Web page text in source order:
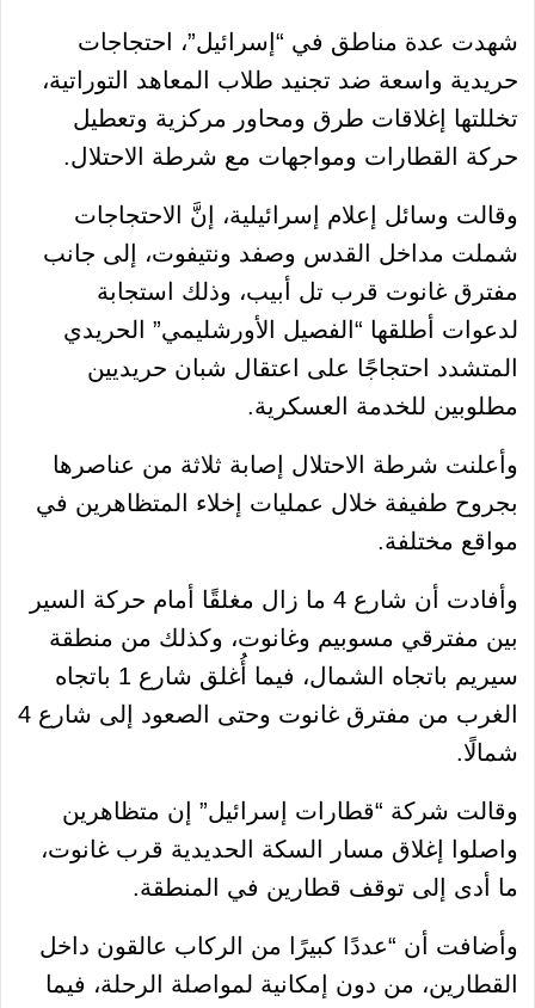
شهدت عدة مناطق في “إسرائيل”، احتجاجات
حريدية واسعة ضد تجنيد طلاب المعاهد التوراتية،
تخللتها إغلاقات طرق ومحاور مركزية وتعطيل
حركة القطارات ومواجهات مع شرطة الاحتلال.
وقالت وسائل إعلام إسرائيلية، إنَّ الاحتجاجات
شملت مداخل القدس وصفد ونتيفوت، إلى جانب
مفترق غانوت قرب تل أبيب، وذلك استجابة
لدعوات أطلقها “الفصيل الأورشليمي” الحريدي
المتشدد احتجاجًا على اعتقال شبان حريديين
مطلوبين للخدمة العسكرية.
وأعلنت شرطة الاحتلال إصابة ثلاثة من عناصرها
بجروح طفيفة خلال عمليات إخلاء المتظاهرين في
مواقع مختلفة.
وأفادت أن شارع 4 ما زال مغلقًا أمام حركة السير
بين مفترقي مسوبيم وغانوت، وكذلك من منطقة
سيريم باتجاه الشمال، فيما أُغلق شارع 1 باتجاه
الغرب من مفترق غانوت وحتى الصعود إلى شارع 4
شمالًا.
وقالت شركة “قطارات إسرائيل” إن متظاهرين
واصلوا إغلاق مسار السكة الحديدية قرب غانوت،
ما أدى إلى توقف قطارين في المنطقة.
وأضافت أن “عددًا كبيرًا من الركاب عالقون داخل
القطارين، من دون إمكانية لمواصلة الرحلة، فيما